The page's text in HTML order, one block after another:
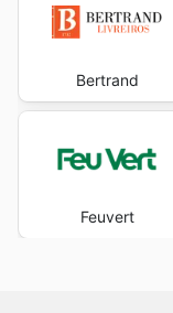
Bertrand
Feuvert